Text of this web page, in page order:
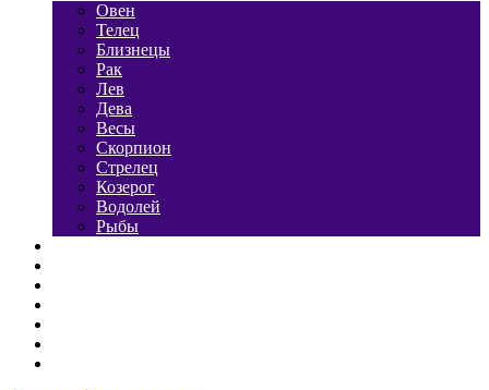
Овен
Телец
Близнецы
Рак
Лев
Дева
Весы
Скорпион
Стрелец
Козерог
Водолей
Рыбы